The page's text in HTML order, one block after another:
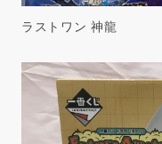
ラストワン 神龍